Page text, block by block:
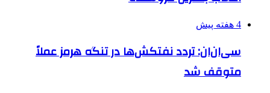
4 هفته پیش
سی‌ان‌ان: تردد نفتکش‌ها در تنگه هرمز عملاً
متوقف شد